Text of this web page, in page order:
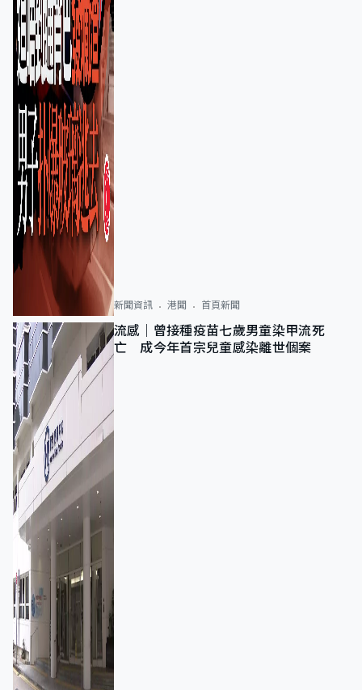
新聞資訊 港聞 首頁新聞
流感｜曾接種疫苗七歲男童染甲流死
亡 成今年首宗兒童感染離世個案